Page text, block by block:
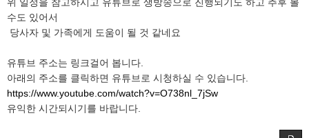
수도 있어서
당사자 및 가족에게 도움이 될 것 같네요
유튜브 주소는 링크걸어 봅니다.
아래의 주소를 클릭하면 유튜브로 시청하실 수 있습니다.
https://www.youtube.com/watch?v=O738nl_7jSw
유익한 시간되시기를 바랍니다.